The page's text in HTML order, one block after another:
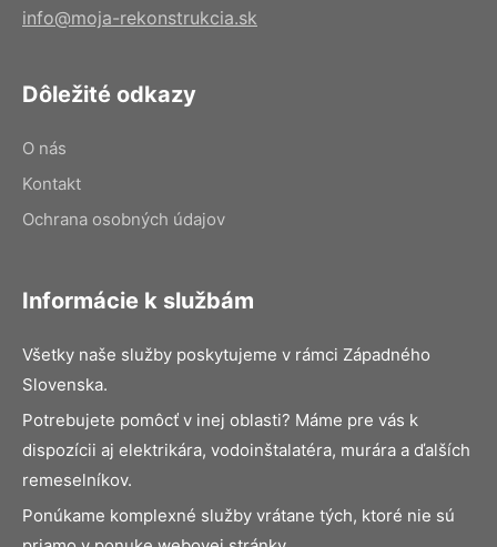
info@moja-rekonstrukcia.sk
Dôležité odkazy
O nás
Kontakt
Ochrana osobných údajov
Informácie k službám
Všetky naše služby poskytujeme v rámci Západného
Slovenska.
Potrebujete pomôcť v inej oblasti? Máme pre vás k
dispozícii aj elektrikára, vodoinštalatéra, murára a ďalších
remeselníkov.
Ponúkame komplexné služby vrátane tých, ktoré nie sú